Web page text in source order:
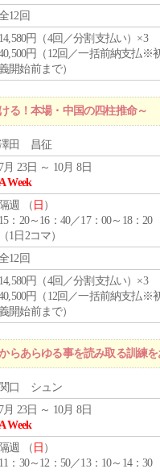
12回
14,580円（4回／分割支払い）×3
円（12回／一括前納支払※
開始前まで）
る！本場・中国の四柱推命～
田 昌征
7月 23日 ～ 10月 8日
Week
隔週 （ 日 ）
15：20～16：40／17：00～18：20
（1日2コマ）
12回
14,580円（4回／分割支払い）×3
円（12回／一括前納支払※
開始前まで）
あらゆる事を読み取る訓練を
関口 シュン
7月 23日 ～ 10月 8日
Week
隔週 （ 日 ）
11：30～12：50／13：10～14：30